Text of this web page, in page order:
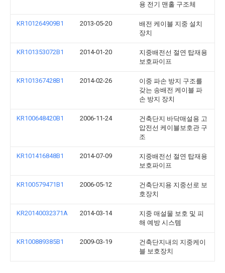
용 전기 맨홀 구조체
KR101264909B1 2013-05-20
배전 케이블 지중 설치
장치
KR101353072B1 2014-01-20
지중배전선 절연 탑재용
보호파이프
KR101367428B1 2014-02-26
이중 파손 방지 구조를
갖는 송배전 케이블 파
손 방지 장치
KR100648420B1 2006-11-24
건축단지 바닥매설용 고
압전선 케이블보호관 구
조
KR101416848B1 2014-07-09
지중배전선 절연 탑재용
보호파이프
KR100579471B1 2006-05-12
건축단지용 지중선로 보
호장치
KR20140032371A 2014-03-14
지중 매설물 보호 및 피
해 예방 시스템
KR100889385B1 2009-03-19
건축단지내의 지중케이
블 보호장치